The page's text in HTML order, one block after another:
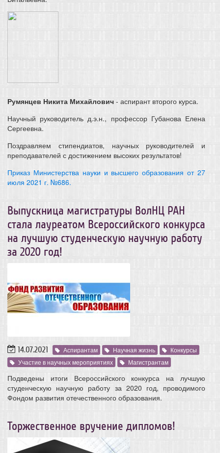
Румянцев Никита Михайлович - аспирант второго курса.
Научный руководитель д.э.н., профессор Губанова Елена
Сергеевна.
Поздравляем стипендиатов, научных руководителей и
преподавателей с достижением высоких результатов!
Приказ Министерства науки и высшего образования от 27
июля 2021 г. №686.
Выпускница магистратуры ВолНЦ РАН
стала лауреатом Всероссийского конкурса
на лучшую студенческую научную работу
за 2020 год!
14.07.2021 Аспирантам Научная жизнь
Конкурсы
Участие в научных мероприятиях
Магистрантам
Подведены итоги Всероссийского конкурса на лучшую
студенческую научную работу за 2020 год, проводимого
Фондом развития отечественного образования.
Торжественное вручение дипломов!